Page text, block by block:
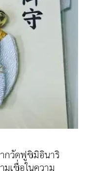
ากวัดฟูชิมิอินาริ
เชื่อในความ